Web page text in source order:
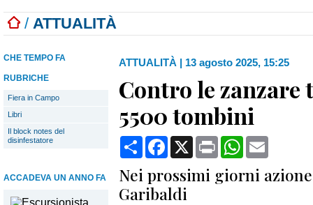
/ ATTUALITÀ
CHE TEMPO FA
RUBRICHE
Fiera in Campo
Libri
Il block notes del
disinfestatore
ACCADEVA UN ANNO FA
ATTUALITÀ | 13 agosto 2025, 15:25
Contro le
5500 tombini
CondividiFacebook
X Print WhatsApp
Nei prossimi giorni
Garibaldi